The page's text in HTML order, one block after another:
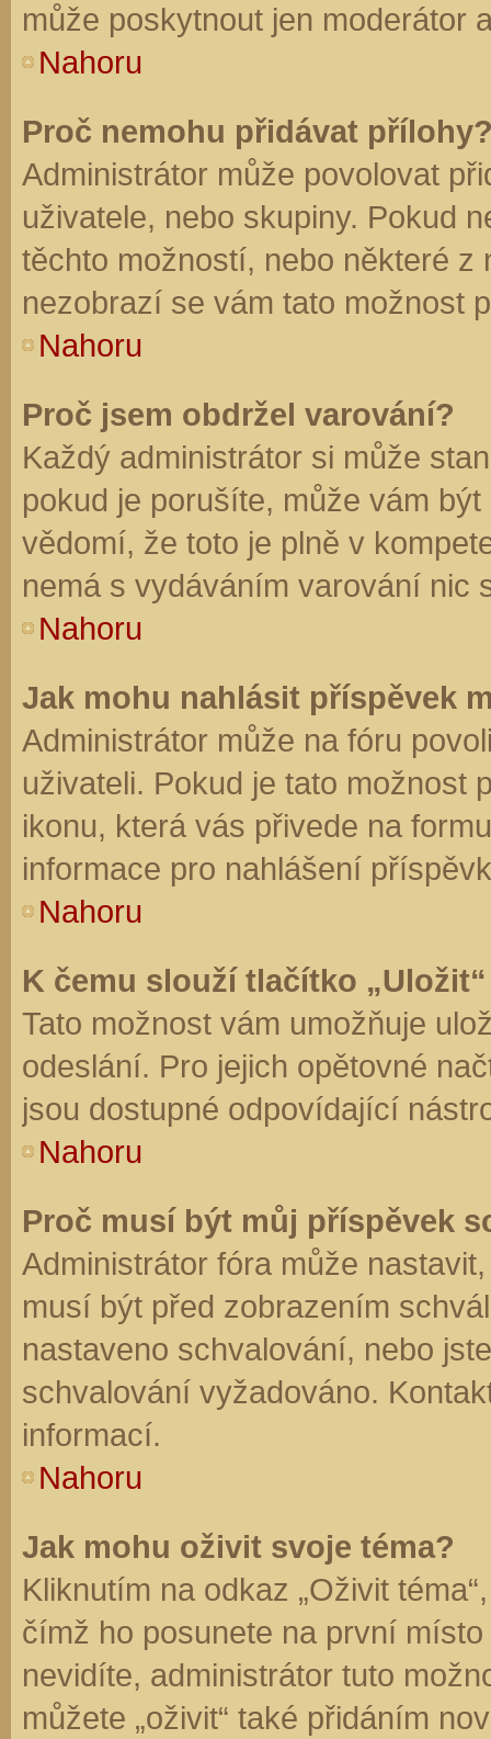
může poskytnout jen moderátor
Nahoru
Proč nemohu přidávat
Administrátor může povolovat
uživatele, nebo skupiny. Pokud
těchto možností, nebo některé z
nezobrazí se vám tato možnost
Nahoru
Proč jsem obdržel varování?
Každý administrátor si může
pokud je porušíte, může vám
vědomí, že toto je plně v
nemá s vydáváním varování nic
Nahoru
Jak mohu nahlásit příspěvek
Administrátor může na fóru
uživateli. Pokud je tato možnost
ikonu, která vás přivede na
informace pro nahlášení
Nahoru
K čemu slouží tlačítko
Tato možnost vám umožňuje
odeslání. Pro jejich opětovné
jsou dostupné odpovídající
Nahoru
Proč musí být můj příspěvek
Administrátor fóra může
musí být před zobrazením
nastaveno schvalování, nebo
schvalování vyžadováno.
informací.
Nahoru
Jak mohu oživit svoje téma?
Kliknutím na odkaz „Oživit
čímž ho posunete na první
nevidíte, administrátor tuto
můžete „oživit“ také přidáním